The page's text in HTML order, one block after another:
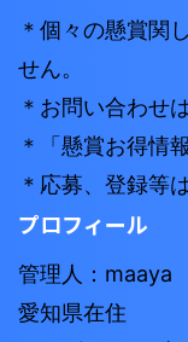
＊個々の懸賞関
せん。
＊お問い合わせ
＊「懸賞お得情
＊応募、登録等
プロフィール
管理人：maaya
愛知県在住